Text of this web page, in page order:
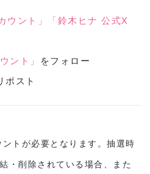
ウント」
「鈴木ヒナ 公式X
ント」
をフォロー
ポスト
トが必要となります。抽選時
・削除されている場合、また